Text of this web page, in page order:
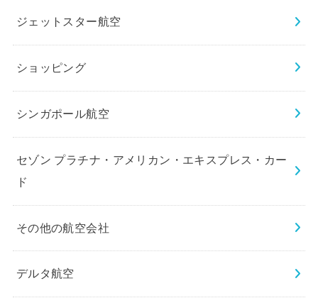
ジェットスター航空
ショッピング
シンガポール航空
セゾン プラチナ・アメリカン・エキスプレス・カー
ド
その他の航空会社
デルタ航空